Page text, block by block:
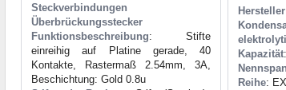
Steckverbindungen
Überbrückungsstecker
Funktionsbeschreibung: Stifte
einreihig auf Platine gerade, 40
Kontakte, Rastermaß 2.54mm, 3A,
Beschichtung: Gold 0.8u
Hersteller
Kapazität
Reihe: